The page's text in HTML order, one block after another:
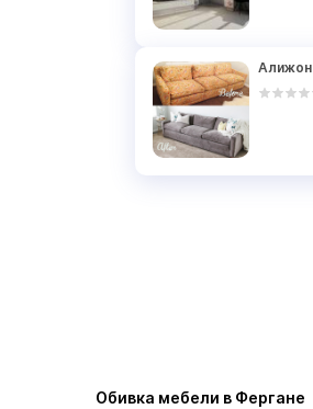
Алижон
Обивка мебели в Фергане